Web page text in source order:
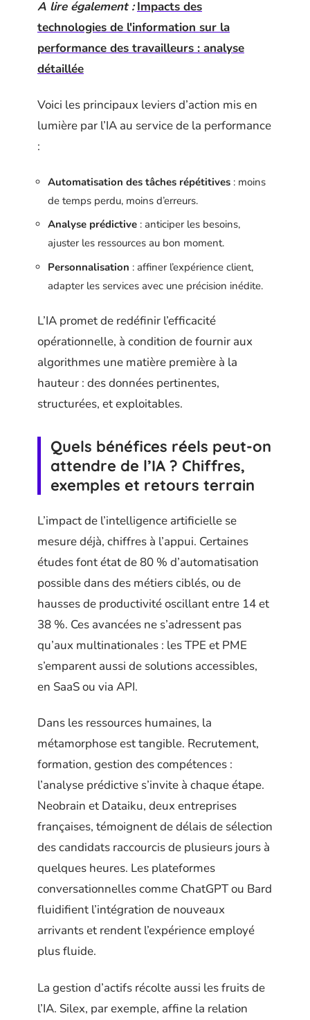
A lire également : Impacts des
technologies de l'information sur la
performance des travailleurs : analyse
détaillée
Voici les principaux leviers d’action mis en
lumière par l’IA au service de la performance
:
Automatisation des tâches répétitives : moins
de temps perdu, moins d’erreurs.
Analyse prédictive : anticiper les besoins,
ajuster les ressources au bon moment.
Personnalisation : affiner l’expérience client,
adapter les services avec une précision inédite.
L’IA promet de redéfinir l’efficacité
opérationnelle, à condition de fournir aux
algorithmes une matière première à la
hauteur : des données pertinentes,
structurées, et exploitables.
Quels bénéfices réels peut-on
attendre de l’IA ? Chiffres,
exemples et retours terrain
L’impact de l’intelligence artificielle se
mesure déjà, chiffres à l’appui. Certaines
études font état de 80 % d’automatisation
possible dans des métiers ciblés, ou de
hausses de productivité oscillant entre 14 et
38 %. Ces avancées ne s’adressent pas
qu’aux multinationales : les TPE et PME
s’emparent aussi de solutions accessibles,
en SaaS ou via API.
Dans les ressources humaines, la
métamorphose est tangible. Recrutement,
formation, gestion des compétences :
l’analyse prédictive s’invite à chaque étape.
Neobrain et Dataiku, deux entreprises
françaises, témoignent de délais de sélection
des candidats raccourcis de plusieurs jours à
quelques heures. Les plateformes
conversationnelles comme ChatGPT ou Bard
fluidifient l’intégration de nouveaux
arrivants et rendent l’expérience employé
plus fluide.
La gestion d’actifs récolte aussi les fruits de
l’IA. Silex, par exemple, affine la relation